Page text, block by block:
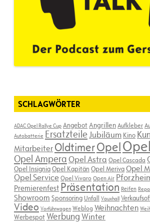
SCHLAGWÖRTER
ADAC Opel Rallye Cup AngebotAngrillenAufkleber
Autobatterie ErsatzteileJubiläum Kino
Mitarbeiter OldtimerOpel
Opel AmperaOpel Astra Opel Cascada
Opel InsigniaOpel Kapitän Opel MerivaOpel
Opel ServiceOpel Vivaro Open Air
Premierenfest Präsentation Reifen
Showroom Sponsoring Unfall Vauxhall
Video Vorführwagen Weblog Weihnachten
WerbespotWerbungWinter